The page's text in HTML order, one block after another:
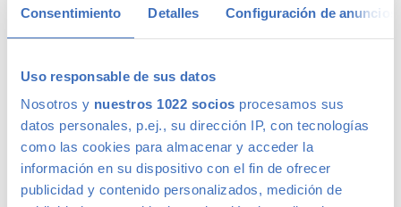
Consentimiento Detalles Configuración de anuncios
Uso responsable de sus datos
Nosotros y nuestros 1022 socios procesamos sus
datos personales, p.ej., su dirección IP, con tecnologías
como las cookies para almacenar y acceder la
información en su dispositivo con el fin de ofrecer
publicidad y contenido personalizados, medición de
2009 199.489kms Diésel
Manual
Madrid
5290
JEEP RENEGADE